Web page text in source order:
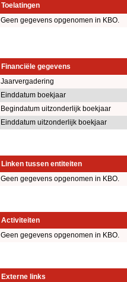
Toelatingen
Geen gegevens opgenomen in KBO.
Financiële gegevens
Jaarvergadering
Einddatum boekjaar
Begindatum uitzonderlijk boekjaar
Einddatum uitzonderlijk boekjaar
Linken tussen entiteiten
Geen gegevens opgenomen in KBO.
Activiteiten
Geen gegevens opgenomen in KBO.
Externe links